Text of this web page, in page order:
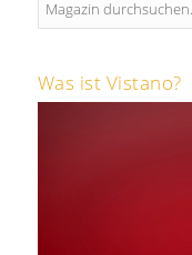
Was ist Vistano?